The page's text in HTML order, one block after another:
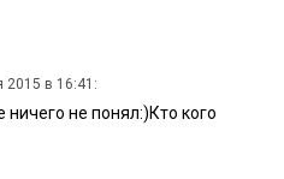
2015 в 16:41:
ничего не понял:)Кто кого